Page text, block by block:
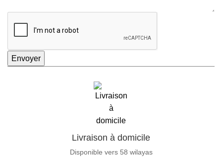
Envoyer
Livraison à domicile
Disponible vers 58 wilayas